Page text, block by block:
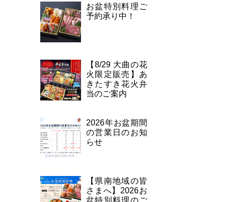
お盆特別料理ご
予約承り中！
【8/29 大曲の花
火限定販売】あ
きたすき花火弁
当のご案内
2026年お盆期間
の営業日のお知
らせ
【県南地域の皆
さまへ】2026お
盆特別料理のご